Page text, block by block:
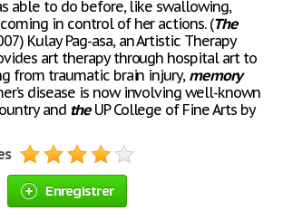
able to do before, like swallowing,
in control of her actions. (The
Kulay Pag-asa, an Artistic Therapy
art therapy through hospital art to
from traumatic brain injury, memory
disease is now involving well-known
and theUP College of Fine Arts by
Enregistrer